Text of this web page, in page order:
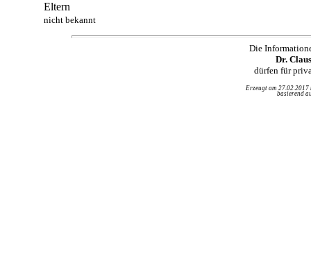
Eltern
nicht bekannt
Die
Dr.
dürfen für
Erzeugt am
basierend